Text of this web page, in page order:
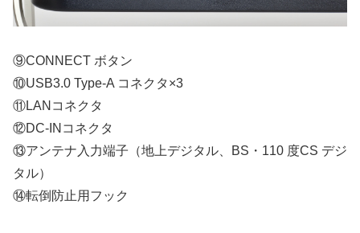
⑨CONNECT ボタン
⑩USB3.0 Type-A コネクタ×3
⑪LANコネクタ
⑫DC-INコネクタ
⑬アンテナ入力端子（地上デジタル、BS・110 度CS デジ
タル）
⑭転倒防止用フック